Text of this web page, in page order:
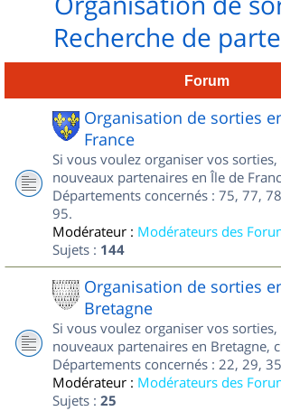
Recherche de
Forum
Organisation de sorties
France
Si vous voulez organiser vos
nouveaux partenaires en Île de
Départements concernés : 75, 77,
95.
Modérateur : Modérateurs des
Sujets : 144
Organisation de sorties
Bretagne
Si vous voulez organiser vos
nouveaux partenaires en Bretagne,
Départements concernés : 22, 29,
Modérateur : Modérateurs des
Sujets : 25